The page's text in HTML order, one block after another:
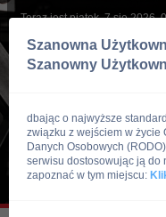
Teraz jest piątek, 7 sie 2026,
Szanowna
Szanowny
dbając o najwyższe
związku z wejściem w życie
Danych Osobowych
serwisu dostosowując ją do
zapoznać w tym miejscu: